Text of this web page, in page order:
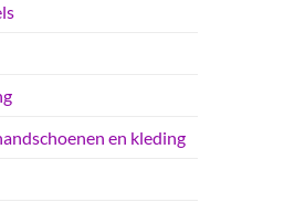
en kleding